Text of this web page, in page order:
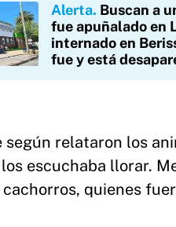
Alerta Buscan a
fue apuñalado en
internado en
fue y está
según relataron los
escuchaba llorar.
quienes